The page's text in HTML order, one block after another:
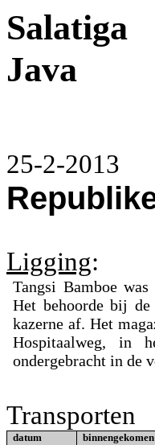
Salatiga
Java
25-2-2013
Ligging:
Tangsi Bamboe
Het behoorde bij
kazerne af. Het
Hospitaalweg, in
ondergebracht in de
Transporten
datum
binnengekomen